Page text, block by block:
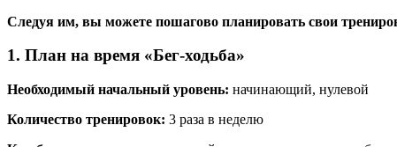
Следуя им, вы можете пошагово планировать свои
1. План на время «Бег-ходьба»
Необходимый начальный уровень: начинающий, нулевой
Количество тренировок: 3 раза в неделю